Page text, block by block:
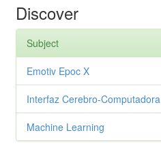
Discover
Subject
Emotiv Epoc X
Interfaz Cerebro-Computadora
Machine Learning